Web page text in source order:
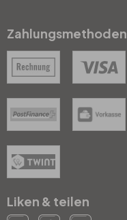
Zahlungsmethoden
Liken & teilen